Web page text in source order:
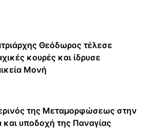
Θεόδωρος τέλεσε
κουρές και ίδρυσε
Μονή
της Μεταμορφώσεως στην
και υποδοχή της Παναγίας